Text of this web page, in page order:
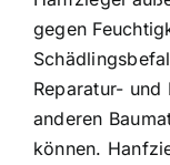
gegen
Reparatur- und
anderen
können.